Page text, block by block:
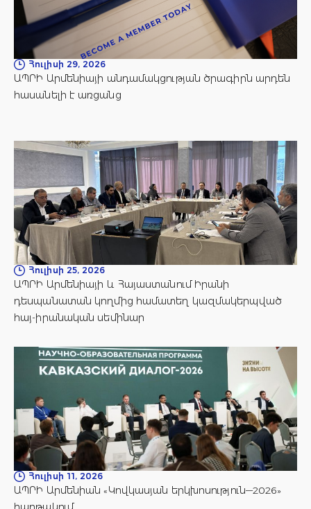
Հուլիսի 29, 2026
ԱՊՐԻ Արմենիայի անդամակցության ծրագիրն արդեն
հասանելի է առցանց
Հուլիսի 25, 2026
ԱՊՐԻ Արմենիայի և Հայաստանում Իրանի
դեսպանատան կողմից համատեղ կազմակերպված
հայ-իրանական սեմինար
Հուլիսի 11, 2026
ԱՊՐԻ Արմենիան «Կովկասյան երկխոսություն—2026»